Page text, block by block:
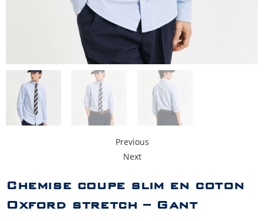
Previous
Next
Chemise coupe slim en coton
Oxford stretch – Gant